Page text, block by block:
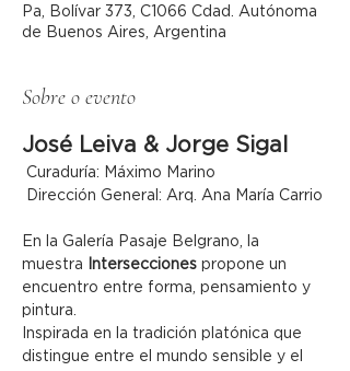
Pa, Bolívar 373, C1066 Cdad. Autónoma
de Buenos Aires, Argentina
Sobre o evento
José Leiva & Jorge Sigal
Curaduría: Máximo Marino
Dirección General: Arq. Ana María Carrio
En la Galería Pasaje Belgrano, la
muestra
Intersecciones propone un
encuentro entre forma, pensamiento y
pintura.
Inspirada en la tradición platónica que
distingue entre el mundo sensible y el